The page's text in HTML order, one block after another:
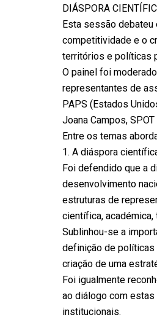
DIÁSPORA
Esta sessão debateu
competitividade e o
territórios e políticas
O painel foi
representantes de
PAPS (Estados
Joana Campos,
Entre os temas
1.⁠ A diáspora
Foi defendido que a
desenvolvimento
estruturas de
científica,
Sublinhou-se a
definição de políticas
criação de uma
Foi igualmente
ao diálogo com
institucionais.